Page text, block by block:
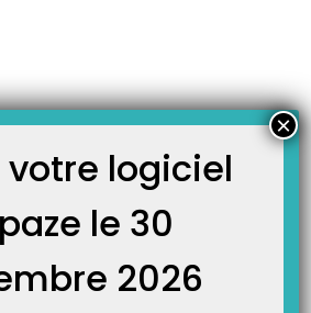
d’apprendre les bases du fonctionnement de
papier afin d’y rajouter vos notes
en main…
votre logiciel
le 30
2026
×